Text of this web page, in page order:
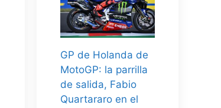
GP de Holanda de
MotoGP: la parrilla
de salida, Fabio
Quartararo en el